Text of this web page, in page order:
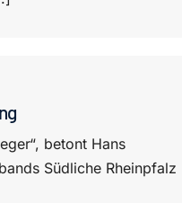
betont Hans
Südliche Rheinpfalz